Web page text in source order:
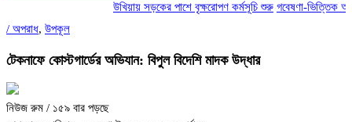
উখিয়ায় সড়কের পাশে বৃক্ষরোপণ কর্মসূচি শুরু গবেষণা-ভিত্তিক
/ অপরাধ, উপকূল
টেকনাফে কোস্টগার্ডের অভিযান: বিপুল বিদেশি মাদক উদ্ধার
নিউজ রুম / ১৫৯ বার পড়ছে